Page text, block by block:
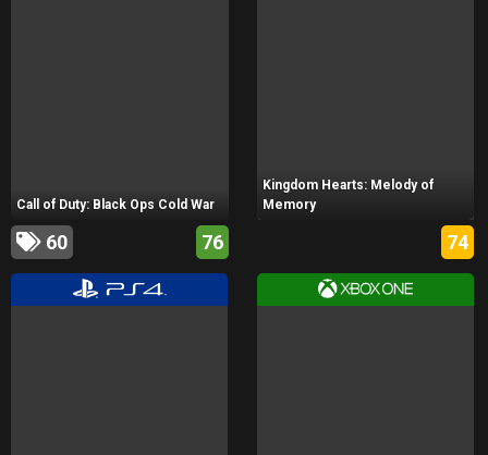
Call of Duty: Black Ops Cold War
60 76
Kingdom Hearts: Melody of
Memory
74